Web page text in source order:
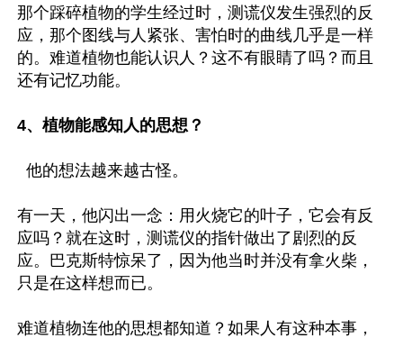
那个踩碎植物的学生经过时，测谎仪发生强烈的反
应，那个图线与人紧张、害怕时的曲线几乎是一样
的。难道植物也能认识人？这不有眼睛了吗？而且
还有记忆功能。
4、植物能感知人的思想？
有一天，他闪出一念：用火烧它的叶子，它会有反
应吗？就在这时，测谎仪的指针做出了剧烈的反
应。巴克斯特惊呆了，因为他当时并没有拿火柴，
只是在这样想而已。
难道植物连他的思想都知道？如果人有这种本事，